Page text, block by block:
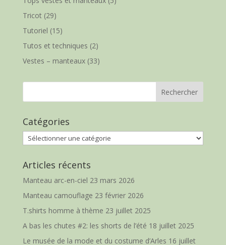
Tricot(29)
Tutoriel (15)
Tutos et techniques (2)
Vestes – manteaux(33)
Catégories
Catégories
Articles récents
Manteau arc-en-ciel 23 mars 2026
Manteau camouflage 23 février 2026
T.shirts homme à thème 23 juillet 2025
A bas les chutes #2: les shorts de l’été 18 juillet 2025
Le musée de la mode et du costume d’Arles 16 juillet